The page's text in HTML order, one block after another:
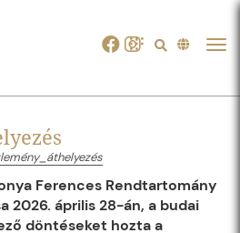
Ferences Rendtartomány
2026. április 28-án, a budai
döntéseket hozta a